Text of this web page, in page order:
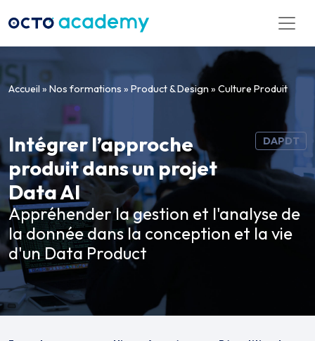
Accueil » Nos formations » Product & Design » Culture Produit
DAPDT
Intégrer l’approche
produit dans un projet
Data AI
Appréhender la gestion et l'analyse de
la donnée dans la conception et la vie
d'un Data Product